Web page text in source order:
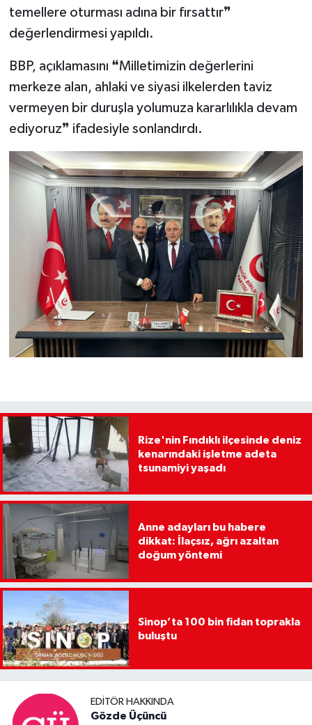
temellere oturması adına bir fırsattır❞
değerlendirmesi yapıldı.
BBP, açıklamasını ❝Milletimizin değerlerini
merkeze alan, ahlaki ve siyasi ilkelerden taviz
vermeyen bir duruşla yolumuza kararlılıkla devam
ediyoruz❞ ifadesiyle sonlandırdı.
Rize'nin Fındıklı ilçesinde deniz
kenarındaki işletme adeta
tsunamiyi yaşadı
Anne adayları bu habere
dikkat: İlaçsız, ağrı azaltan
doğum yöntemi
Sinop’ta 100 bin fidan toprakla
buluştu
EDITÖR HAKKINDA
Gözde Üçüncü